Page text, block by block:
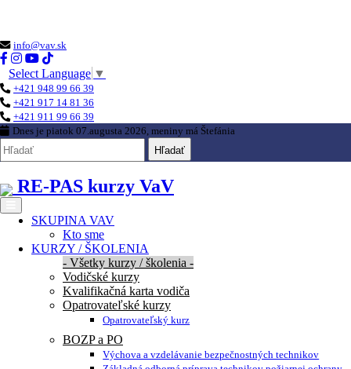
info@vav.sk
Select Language ▼
+421 948 99 66 39
+421 917 14 81 36
+421 911 99 66 39
Dnes je piatok 07.augusta 2026, meniny má Štefánia
Hľadať
RE-PAS kurzy VaV
SKUPINA VAV
Kto sme
KURZY / ŠKOLENIA
- Všetky kurzy / školenia -
Vodičské kurzy
Kvalifikačná karta vodiča
Opatrovateľské kurzy
Opatrovateľský kurz
BOZP a PO
Výchova a vzdelávanie bezpečnostných technikov